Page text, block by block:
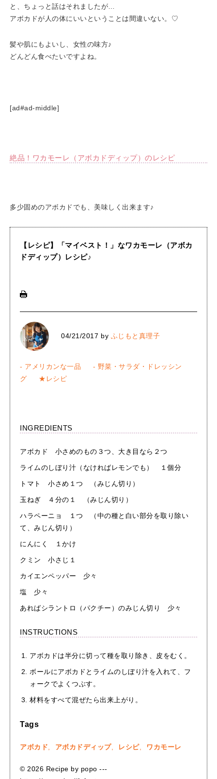
と、ちょっと話はそれましたが…
アボカドが人の体にいいということは間違いない。♡
髪や肌にもよいし、女性の味方♪
どんどん食べたいですよね。
[ad#ad-middle]
絶品！ワカモーレ（アボカドディップ）のレシピ
多少固めのアボカドでも、美味しく出来ます♪
【レシピ】「マイベスト！」なワカモーレ（アボカ
ドディップ）レシピ♪
04/21/2017 by ふじもと真理子
- アメリカンな一品
- 野菜・サラダ・ドレッシン
グ
★レシピ
INGREDIENTS
アボカド 小さめのもの３つ、大き目なら２つ
ライムのしぼり汁（なければレモンでも） １個分
トマト 小さめ１つ （みじん切り）
玉ねぎ ４分の１ （みじん切り）
ハラペーニョ １つ （中の種と白い部分を取り除い
て、みじん切り）
にんにく １かけ
クミン 小さじ１
カイエンペッパー 少々
塩 少々
あればシラントロ（パクチー）のみじん切り 少々
INSTRUCTIONS
アボカドは半分に切って種を取り除き、皮をむく。
ボールにアボカドとライムのしぼり汁を入れて、フ
ォークでよくつぶす。
材料をすべて混ぜたら出来上がり。
Tags
アボカド アボカドディップ, レシピ, ワカモーレ
© 2026 Recipe by popo ---